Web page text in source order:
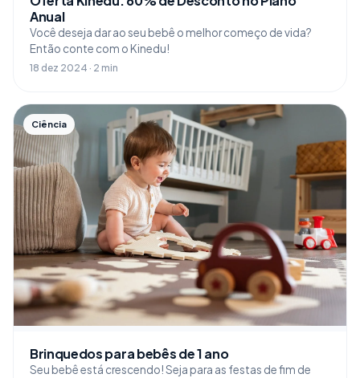
Anual
Você deseja dar ao seu bebê o melhor começo de vida?
Então conte com o Kinedu!
18 dez 2024 · 2 min
Ciência
Brinquedos para bebês de 1 ano
Seu bebê está crescendo! Seja para as festas de fim de